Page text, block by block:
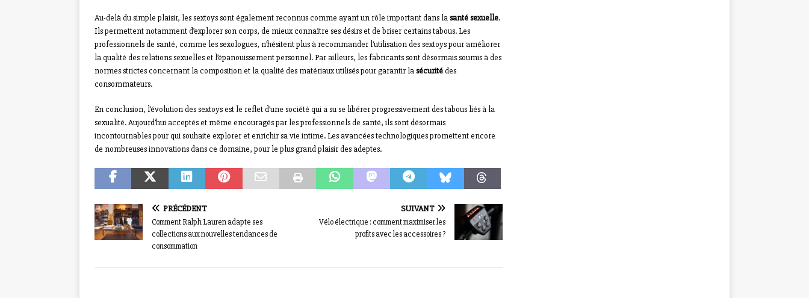
Au-delà du simple plaisir, les sextoys sont également reconnus comme ayant un rôle important dans lasanté sexuelle.
Ils permettent notamment d’explorer son corps, de mieux connaître ses désirs et de briser certains tabous. Les
professionnels de santé, comme les sexologues, n’hésitent plus à recommander l’utilisation des sextoys pour améliorer
la qualité des relations sexuelles et l’épanouissement personnel. Par ailleurs, les fabricants sont désormais soumis à des
normes strictes concernant la composition et la qualité des matériaux utilisés pour garantir lasécuritédes
consommateurs.
En conclusion, l’évolution des sextoys est le reflet d’une société qui a su se libérer progressivement des tabous liés à la
sexualité. Aujourd’hui acceptés et même encouragés par les professionnels de santé, ils sont désormais
incontournables pour qui souhaite explorer et enrichir sa vie intime. Les avancées technologiques promettent encore
de nombreuses innovations dans ce domaine, pour le plus grand plaisir des adeptes.
PRÉCÉDENT
Comment Ralph Lauren adapte ses
collections aux nouvelles tendances de
consommation
SUIVANT
Vélo électrique : comment maximiser les
profits avec les accessoires ?